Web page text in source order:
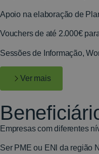
Apoio na elaboração de
Vouchers de até 2.000€
Sessões de Informação,
Ver mais
Empresas com diferentes
Ser PME ou ENl da região